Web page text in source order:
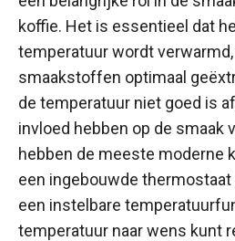
koffie. Het is essentieel dat
temperatuur wordt
smaakstoffen optimaal
de temperatuur niet goed is
invloed hebben op de smaak
hebben de meeste moderne
een ingebouwde
een instelbare
temperatuur naar wens kunt